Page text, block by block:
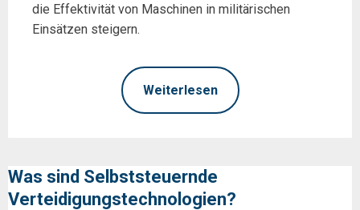
die Effektivität von Maschinen in militärischen
Einsätzen steigern.
Weiterlesen
Was sind Selbststeuernde
Verteidigungstechnologien?